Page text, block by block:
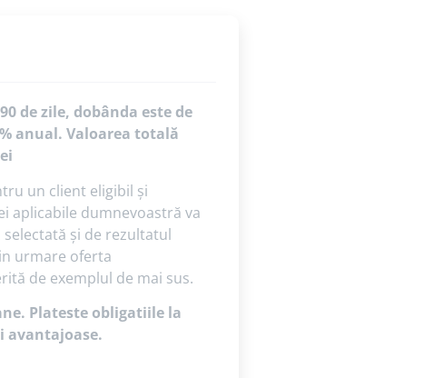
de zile, dobânda este de
anual. Valoarea totală
un client eligibil și
aplicabile dumnevoastră va
și de rezultatul
urmare oferta
de exemplul de mai sus.
Plateste obligatiile la
avantajoase.